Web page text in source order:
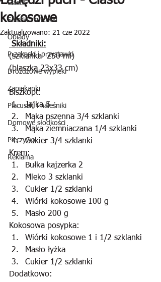
Ciasta
Sałatki i surówki
Obiady
Przekąski i przystawki
Drożdżowe wypieki
Zapiekanki
Placuszki i naleśniki
Domowe słodkości
Pieczywo
Reklama
kokosowe
Zaktualizowano: 21 cze 2022
Składniki:
(szklanka  250 ml)
(blaszka 23x33 cm)
Biszkopt:
Jajka 5
Mąka pszenna 3/4 szklanki
Mąka ziemniaczana 1/4 szklanki
Cukier 3/4 szklanki
Krem:
Bułka kajzerka 2
Mleko 3 szklanki
Cukier 1/2 szklanki
Wiórki kokosowe 100 g
Masło 200 g
Kokosowa posypka:
Wiórki kokosowe 1 i 1/2 szklanki
Masło łyżka
Cukier 1/2 szklanki
Dodatkowo: